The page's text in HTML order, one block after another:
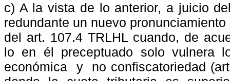
c) A la vista de lo anterior, a juicio
redundante un nuevo
del art. 107.4 TRLHL cuando, de
lo en él preceptuado solo vulnera
económica
y
no confiscatoriedad